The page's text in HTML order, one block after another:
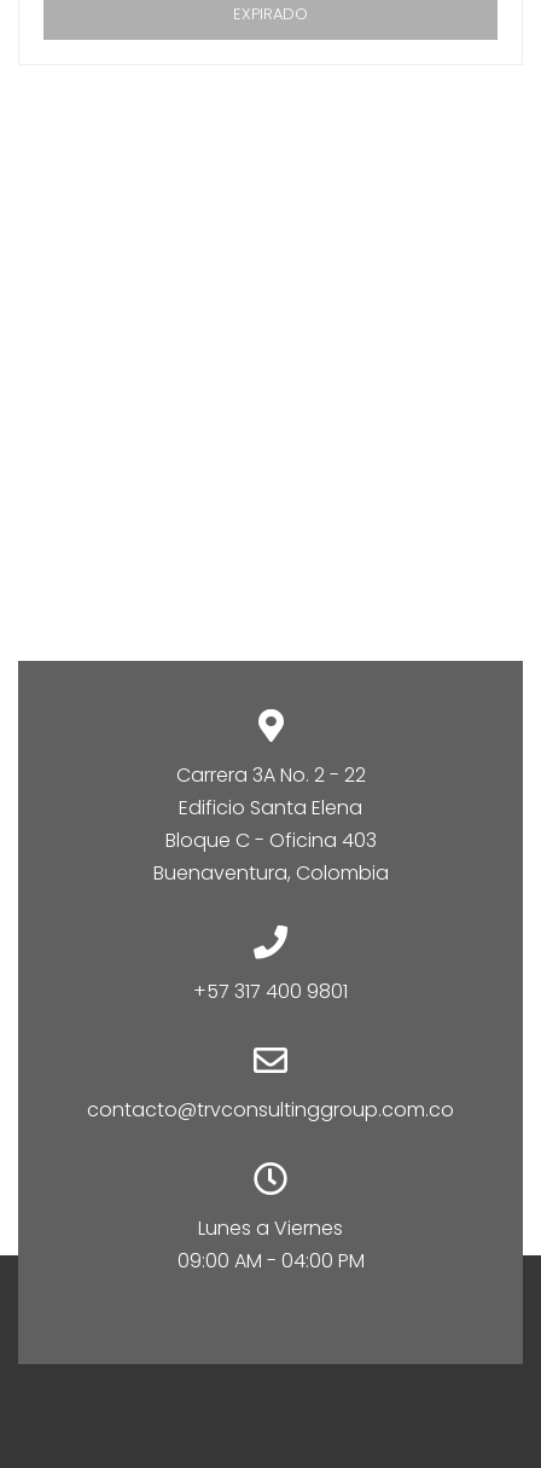
EXPIRADO
Carrera 3A No. 2 - 22
Edificio Santa Elena
Bloque C - Oficina 403
Buenaventura, Colombia
+57 317 400 9801
contacto@trvconsultinggroup.com.co
Lunes a Viernes
09:00 AM - 04:00 PM